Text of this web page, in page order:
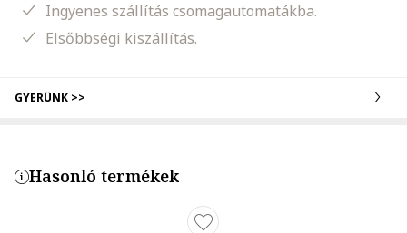
Ingyenes szállítás csomagautomatákba.
Elsőbbségi kiszállítás.
GYERÜNK >>
Hasonló termékek